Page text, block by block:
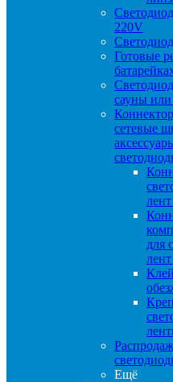
220V
Готовые
сауны
сетевые
для
Ещё